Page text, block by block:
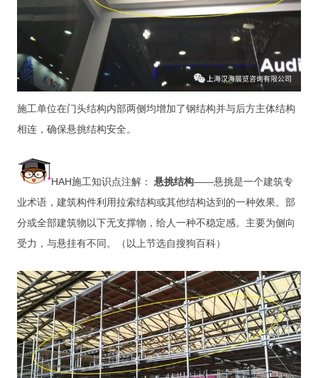
施工单位在门头结构内部两侧均增加了钢结构并与后方主体结构
相连，确保悬挑结构安全。
HAH施工知识点注解： 悬挑结构——悬挑是一个建筑专
业术语，建筑构件利用拉索结构或其他结构达到的一种效果。部
分或全部建筑物以下无支撑物，给人一种不稳定感。主要为侧向
受力，与悬挂有不同。（以上节选自搜狗百科）